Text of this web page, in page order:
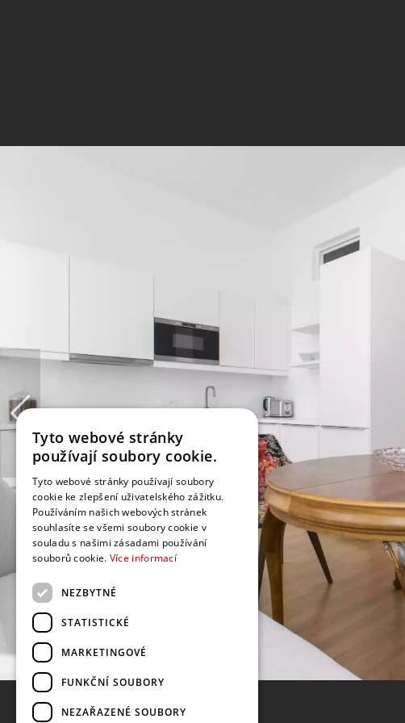
Tyto webové stránky
používají soubory cookie.
Tyto webové stránky používají soubory
cookie ke zlepšení uživatelského zážitku.
Používáním našich webových stránek
souhlasíte se všemi soubory cookie v
souladu s našimi zásadami používání
souborů cookie. Více informací
NEZBYTNÉ
STATISTICKÉ
MARKETINGOVÉ
FUNKČNÍ SOUBORY
NEZAŘAZENÉ SOUBORY